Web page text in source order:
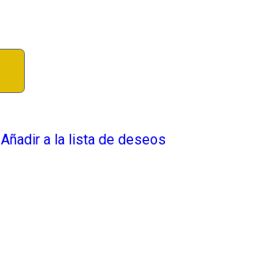
Añadir a la lista de deseos